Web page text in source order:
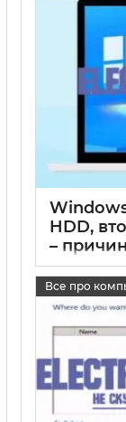
HDD,
–
дисками
17 05 2025
Все про